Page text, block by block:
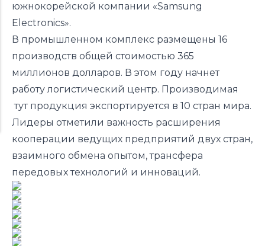
южнокорейской компании «Samsung
Electronics».
В промышленном комплекс размещены 16
производств общей стоимостью 365
миллионов долларов. В этом году начнет
работу логистический центр. Производимая
тут продукция экспортируется в 10 стран мира.
Лидеры отметили важность расширения
кооперации ведущих предприятий двух стран,
взаимного обмена опытом, трансфера
передовых технологий и инноваций.